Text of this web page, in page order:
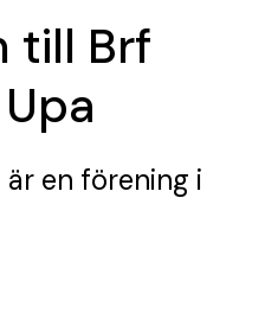
till Brf
är en förening i